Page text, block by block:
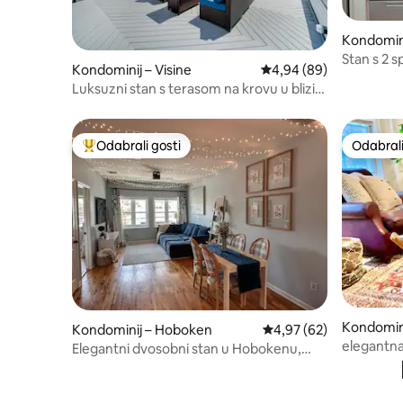
Kondominij – Visine Prosječna ocjena:
4,94 (89)
Luksuzni stan s terasom na krovu u blizini
tan
Stan s 2
Među najviše rangiranima s oznakom „Odabrali gosti”
Odabrali gosti
Kondominij – Hoboken Prosječna ocjena:
4,97 (62)
Elegantni dvosobni stan u Hobokenu,
e